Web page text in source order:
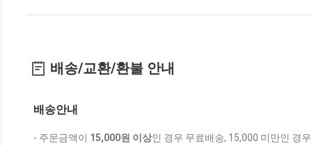
배송/교환/환불 안내
배송안내
- 주문금액이 15,000원 이상인 경우 무료배송, 15,000 미만인 경